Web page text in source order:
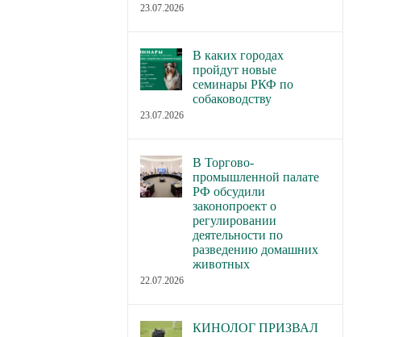
23.07.2026
В каких городах
пройдут новые
семинары РКФ по
собаководству
23.07.2026
В Торгово-
промышленной палате
РФ обсудили
законопроект о
регулировании
деятельности по
разведению домашних
животных
22.07.2026
КИНОЛОГ ПРИЗВАЛ